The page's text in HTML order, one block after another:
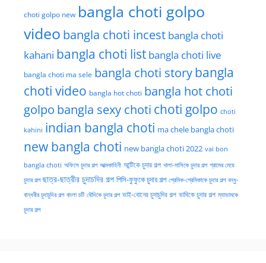
choti golpo new bangla choti golpo
video bangla choti incest bangla choti
kahani bangla choti list bangla choti live
bangla choti ma sele bangla choti storybangla
choti video bangla hot choti bangla hot choti
golpo bangla sexy choti choti golpo choti
kahini indian bangla choti ma chele bangla choti
new bangla choti new bangla choti 2022 vai bon
bangla choti অফিসে চুদার গল্প আত্মকাহিনী আন্টিকে চুদার গল্প খালা-মাসিকে চুদার গল্প গ্রামের মেয়ে
চুদার গল্প ছাত্র-ছাত্রীর চুদাচদির গল্প পিসি-ফুফুকে চুদার গল্প প্রেমিক-প্রেমিকাকে চুদার গল্প বন্ধু-
বান্ধবীর চুদাচুদির গল্প বাংলা চটি বৌদিকে চুদার গল্প ভাই-বোনের চুদাচুদির গল্প ভাবিকে চুদার গল্প ম্যাডামকে
চুদার গল্প